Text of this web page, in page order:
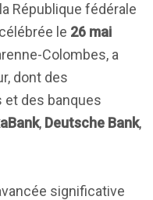
République fédérale
le 26 mai
Colombes, a
dont des
et des banques
, Deutsche Bank,
significative